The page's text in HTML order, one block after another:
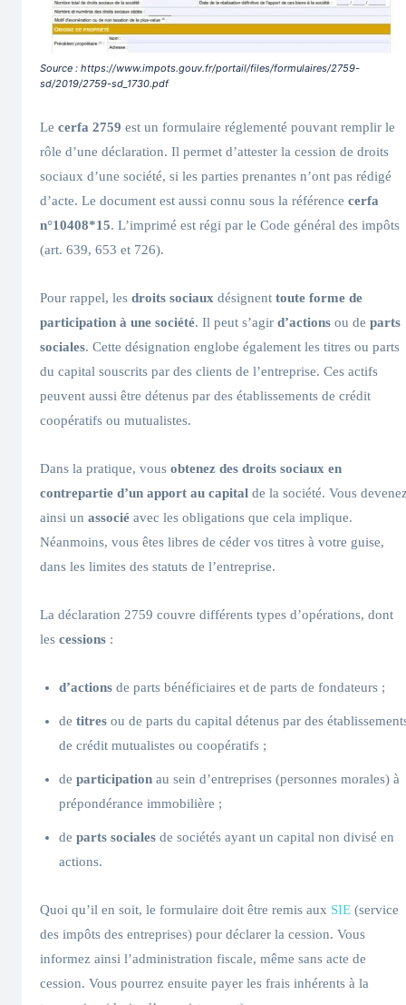
Source : https://www.impots.gouv.fr/portail/files/formulaires/2759-
sd/2019/2759-sd_1730.pdf
Le cerfa 2759 est un formulaire réglementé pouvant remplir le
rôle d’une déclaration. Il permet d’attester la cession de droits
sociaux d’une société, si les parties prenantes n’ont pas rédigé
d’acte. Le document est aussi connu sous la référence cerfa
n°10408*15. L’imprimé est régi par le Code général des impôts
(art. 639, 653 et 726).
Pour rappel, les droits sociaux désignent toute forme de
participation à une société. Il peut s’agir d’actions ou de parts
sociales. Cette désignation englobe également les titres ou parts
du capital souscrits par des clients de l’entreprise. Ces actifs
peuvent aussi être détenus par des établissements de crédit
coopératifs ou mutualistes.
Dans la pratique, vous obtenez des droits sociaux en
contrepartie d’un apport au capital de la société. Vous
ainsi un associé avec les obligations que cela implique.
Néanmoins, vous êtes libres de céder vos titres à votre guise,
dans les limites des statuts de l’entreprise.
La déclaration 2759 couvre différents types d’opérations, dont
les cessions :
d’actions de parts bénéficiaires et de parts de fondateurs ;
de titres ou de parts du capital détenus par des
de crédit mutualistes ou coopératifs ;
de participation au sein d’entreprises (personnes morales) à
prépondérance immobilière ;
de parts sociales de sociétés ayant un capital non divisé en
actions.
Quoi qu’il en soit, le formulaire doit être remis aux SIE (service
des impôts des entreprises) pour déclarer la cession. Vous
informez ainsi l’administration fiscale, même sans acte de
cession. Vous pourrez ensuite payer les frais inhérents à la